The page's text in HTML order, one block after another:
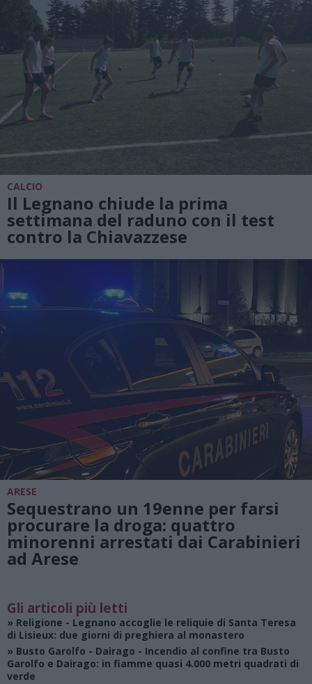
CALCIO
Il Legnano chiude la prima
settimana del raduno con il test
contro la Chiavazzese
ARESE
Sequestrano un 19enne per farsi
procurare la droga: quattro
minorenni arrestati dai Carabinieri
ad Arese
Gli articoli più letti
» Religione - Legnano accoglie le reliquie di Santa Teresa
di Lisieux: due giorni di preghiera al monastero
» Busto Garolfo - Dairago - Incendio al confine tra Busto
Garolfo e Dairago: in fiamme quasi 4.000 metri quadrati di
verde